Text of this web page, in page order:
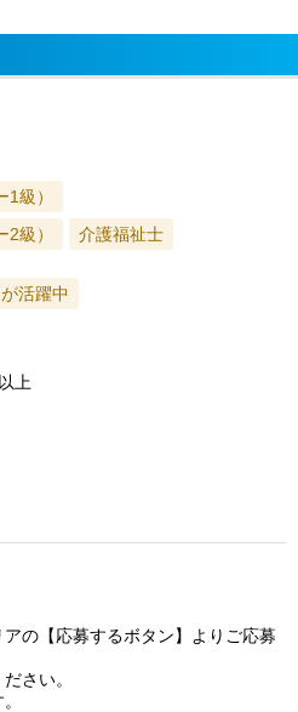
級）
級）
介護福祉士
活躍中
上
の【応募するボタン】よりご応募
さい。